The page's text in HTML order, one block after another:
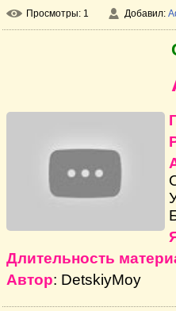
Просмотры: 1 Добавил:
Длительность
Автор: DetskiyMoy